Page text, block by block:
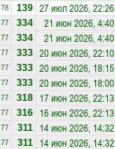
78 139 27 июл 2026, 22:26
77 334 21 июн 2026, 4:40
77 334 21 июн 2026, 4:40
77 333 20 июн 2026, 22:10
77 333 20 июн 2026, 18:15
77 333 20 июн 2026, 18:00
77 318 17 июн 2026, 22:13
77 316 16 июн 2026, 22:13
77 311 14 июн 2026, 14:32
77 311 14 июн 2026, 14:32